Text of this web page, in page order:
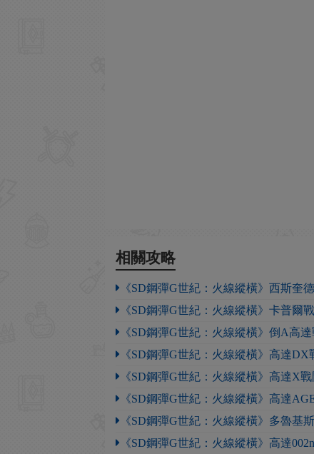
相關攻略
《SD鋼彈G世紀：火線縱橫》西斯奎
《SD鋼彈G世紀：火線縱橫》卡普爾
《SD鋼彈G世紀：火線縱橫》倒A高
《SD鋼彈G世紀：火線縱橫》高達DX
《SD鋼彈G世紀：火線縱橫》高達X
《SD鋼彈G世紀：火線縱橫》高達
《SD鋼彈G世紀：火線縱橫》多魯基
《SD鋼彈G世紀：火線縱橫》高達